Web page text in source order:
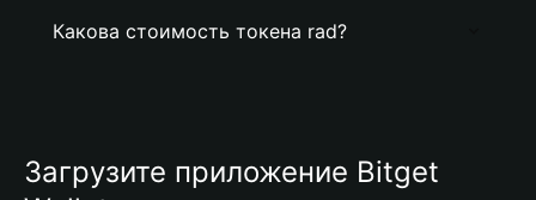
Какова стоимость токена rad?
Загрузите приложение Bitget